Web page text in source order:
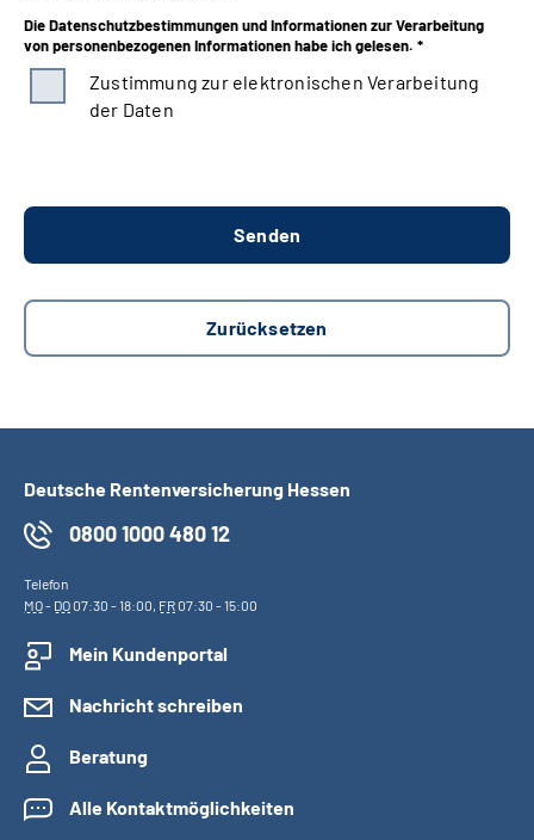
Die Datenschutzbestimmungen und Informationen zur Verarbeitung
von personenbezogenen Informationen habe ich gelesen. *
Zustimmung zur elektronischen Verarbeitung
der Daten
Deutsche Rentenversicherung Hessen
0800 1000 480 12
Telefon
MO- DO07:30 - 18:00, FR07:30 - 15:00
Mein Kundenportal
Nachricht schreiben
Beratung
Alle Kontaktmöglichkeiten